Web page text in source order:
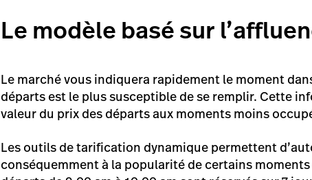
Le modèle basé sur
Le marché vous indiquera rapidement le moment
départs est le plus susceptible de se remplir. Cette
valeur du prix des départs aux moments moins
Les outils de tarification dynamique permettent
conséquemment à la popularité de certains